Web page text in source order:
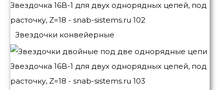
Звездочки конвейерные